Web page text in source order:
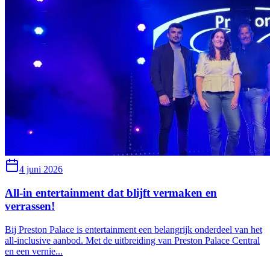
4 juni 2026
All-in entertainment dat blijft vermaken en
verrassen!
Bij Preston Palace is entertainment een belangrijk onderdeel van het
all-inclusive aanbod. Met de uitbreiding van Preston Palace Central
en een vernie...